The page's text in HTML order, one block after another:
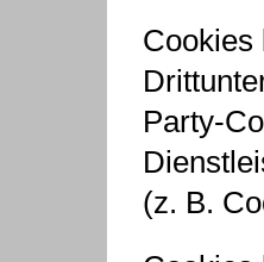
Cookies
Party-
(z. B.